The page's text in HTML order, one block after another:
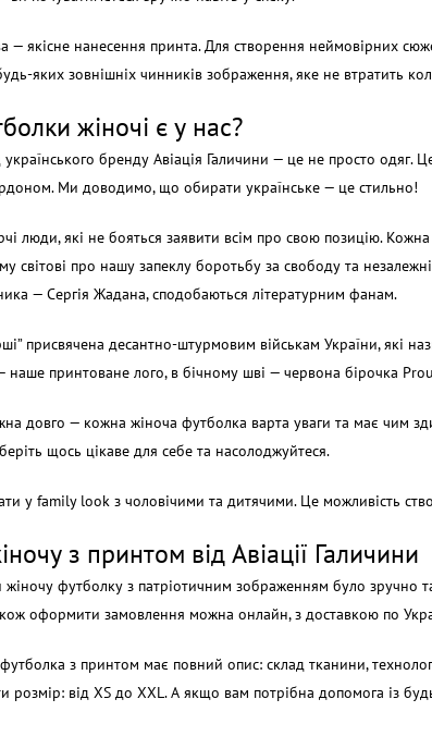
якісне нанесення принта. Для створення неймовірних
яких зовнішніх чинників зображення, яке не втратить
жіночі є у нас?
бренду Авіація Галичини — це не просто одяг.
Ми доводимо, що обирати українське — це стильно!
люди, які не бояться заявити всім про свою позицію.
світові про нашу запеклу боротьбу за свободу та
— Сергія Жадана, сподобаються літературним фанам.
присвячена десантно-штурмовим військам України, які
— наше принтоване лого, в бічному шві — червона бірочка
довго — кожна жіноча футболка варта уваги та має чим
щось цікаве для себе та насолоджуйтеся.
у family look з чоловічими та дитячими. Це можливість
з принтом від Авіації Галичини
футболку з патріотичним зображенням було зручно
оформити замовлення можна онлайн, з доставкою по
з принтом має повний опис: склад тканини,
від XS до XXL. А якщо вам потрібна допомога із